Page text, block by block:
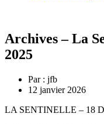
Archives – La
2025
Par : jfb
12 janvier 2026
LA SENTINELLE – 18